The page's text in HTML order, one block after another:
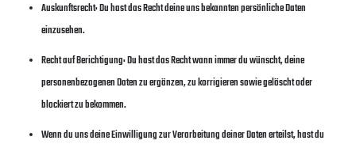
Auskunftsrecht: Du hast das Recht deine uns bekannten persönliche Daten
einzusehen.
Recht auf Berichtigung: Du hast das Recht wann immer du wünscht, deine
personenbezogenen Daten zu ergänzen, zu korrigieren sowie gelöscht oder
blockiert zu bekommen.
Wenn du uns deine Einwilligung zur Verarbeitung deiner Daten erteilst, hast du